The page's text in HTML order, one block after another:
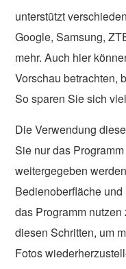
unterstützt
Google, Samsung,
mehr. Auch hier
Vorschau betrachten,
So sparen Sie sich
Die Verwendung
Sie nur das
weitergegeben
Bedienoberfläche
das Programm
diesen Schritten, um
Fotos